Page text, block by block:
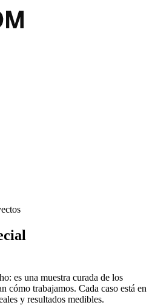
es una muestra curada de los
cómo trabajamos. Cada caso está en
y resultados medibles.